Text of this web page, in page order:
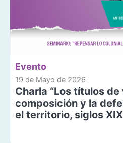
Evento
19 de Mayo de 2026
Charla “Los títulos
composición y la
el territorio, siglos